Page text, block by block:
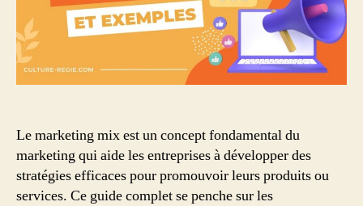
avec
exemples
Le marketing mix est un concept fondamental du
marketing qui aide les entreprises à développer des
stratégies efficaces pour promouvoir leurs produits ou
services. Ce guide complet se penche sur les